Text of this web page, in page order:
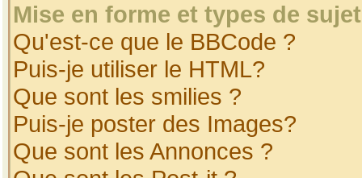
Mise en forme et types de
Qu'est-ce que le BBCode ?
Puis-je utiliser le HTML?
Que sont les smilies ?
Puis-je poster des Images?
Que sont les Annonces ?